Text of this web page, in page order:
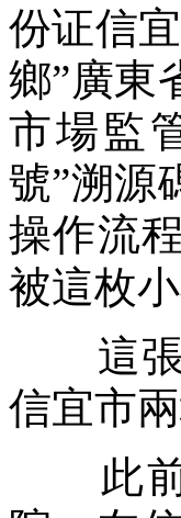
份证信
鄉”廣東
市場監
號”溯源
操作流
被這枚
這張“
信宜市
此前